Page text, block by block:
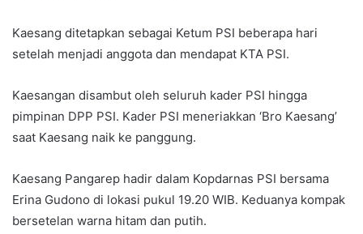
Kaesang ditetapkan sebagai Ketum PSI beberapa hari
setelah menjadi anggota dan mendapat KTA PSI.
Kaesangan disambut oleh seluruh kader PSI hingga
pimpinan DPP PSI. Kader PSI meneriakkan ‘Bro Kaesang’
saat Kaesang naik ke panggung.
Kaesang Pangarep hadir dalam Kopdarnas PSI bersama
Erina Gudono di lokasi pukul 19.20 WIB. Keduanya kompak
bersetelan warna hitam dan putih.